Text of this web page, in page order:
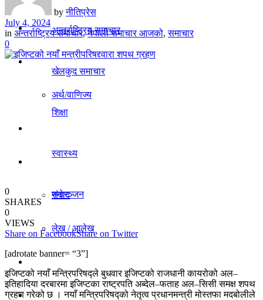
राजनीति
अर्थ/वाणिज्य
अर्थ/वाणिज्य
संवाद
लेख / आलेख
विविध
अन्तर्राष्ट्रिय समाचार
खेलकुद समाचार
शिक्षा
स्वास्थ्य
मनाेरञ्जन
राजनीति
अर्थ/वाणिज्य
by नीतिप्रेस
July 4, 2024
in अन्तर्राष्ट्रिय समाचार,नेपाली समाचार आजको,समाचार
0
0
SHARES
0
VIEWS
Share on FacebookShare on Twitter
[adrotate banner= “3”]
इजिप्टको नयाँ मन्त्रिपरिषद्ले बुधवार इजिप्टको राजधानी कायरोको अल–
इतिहादिया दरबारमा इजिप्टका राष्ट्रपति अब्देल–फताह अल–सिसी समक्ष शपथ
ग्रहण गरेको छ । नयाँ मन्त्रिपरिषद्को नेतृत्व प्रधानमन्त्री मोस्तफा मदबोलीले